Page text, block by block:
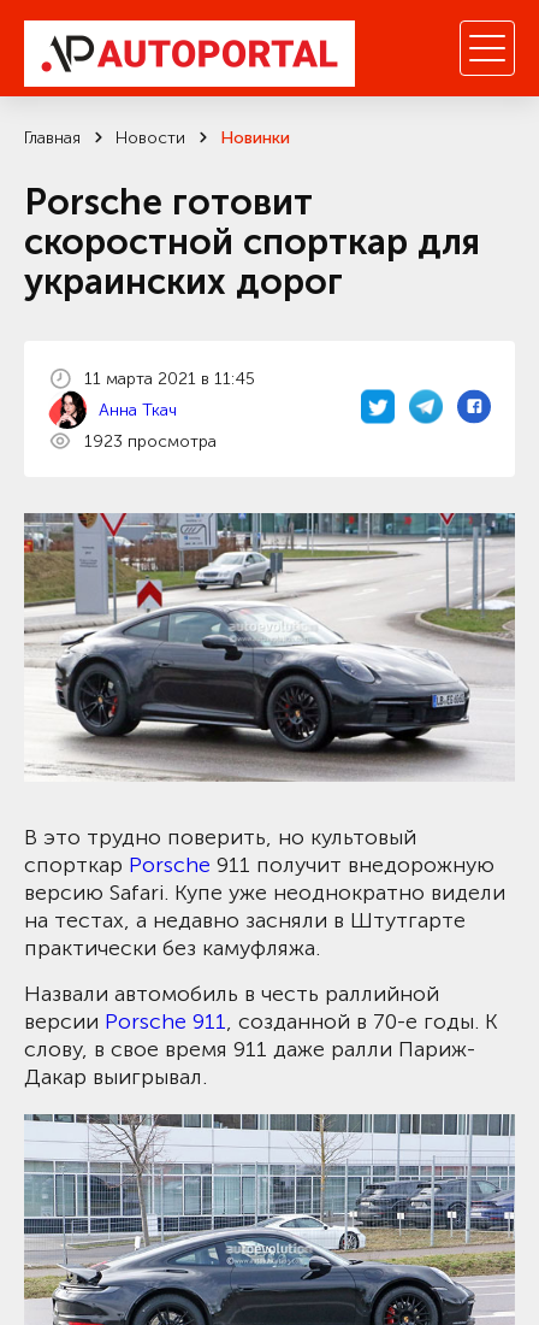
Главная Новости Новинки
Porsche готовит
скоростной спорткар для
украинских дорог
11 марта 2021 в 11:45
Анна Ткач
1923 просмотра
В это трудно поверить, но культовый
спорткар Porsche 911 получит внедорожную
версию Safari. Купе уже неоднократно видели
на тестах, а недавно засняли в Штутгарте
практически без камуфляжа.
Назвали автомобиль в честь раллийной
версии Porsche 911, созданной в 70-е годы. К
слову, в свое время 911 даже ралли Париж-
Дакар выигрывал.